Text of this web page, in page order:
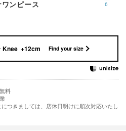
6
ンピース
Knee +12cm Find your size
料
つきましては、店休日明けに順次対応いたし